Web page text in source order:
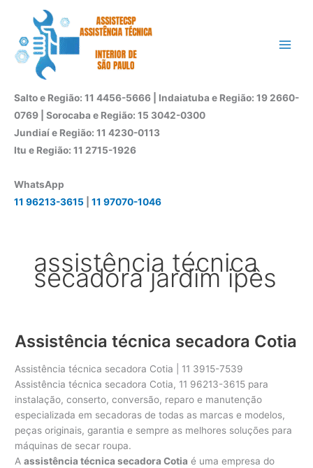
conteúdo
Salto e Região: 11 4456-5666 | Indaiatuba e Região: 19 2660-
0769 | Sorocaba e Região: 15 3042-0300
Jundiaí e Região: 11 4230-0113
Itu e Região: 11 2715-1926
WhatsApp
11 96213-3615
11 97070-1046
assistência técnica
secadora jardim ipês
Assistência técnica secadora Cotia
Assistência técnica secadora Cotia | 11 3915-7539
Assistência técnica secadora Cotia, 11 96213-3615 para
instalação, conserto, conversão, reparo e manutenção
especializada em secadoras de todas as marcas e modelos,
peças originais, garantia e sempre as melhores soluções para
máquinas de secar roupa.
Aassistência técnica secadora Cotia é uma empresa do